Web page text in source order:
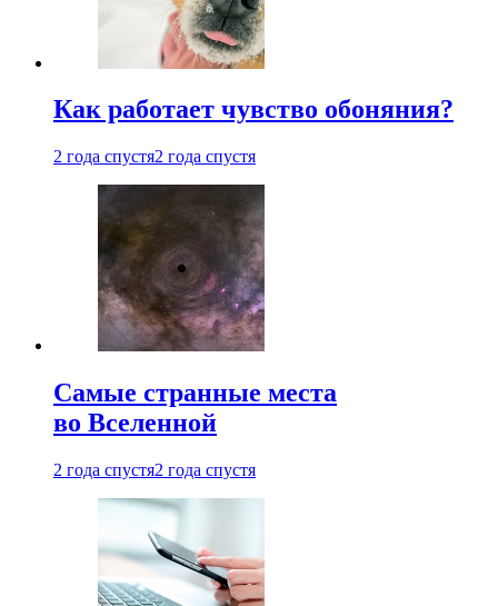
Как работает чувство обоняния?
2 года спустя2 года спустя
Самые странные места
во Вселенной
2 года спустя2 года спустя